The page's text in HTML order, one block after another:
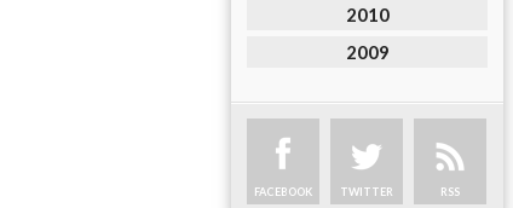
2010
2009
FACEBOOK TWITTER RSS